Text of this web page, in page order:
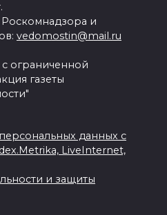
и
vedomostin@mail.ru
ограниченной
газеты
данных с
LiveInternet,
и защиты